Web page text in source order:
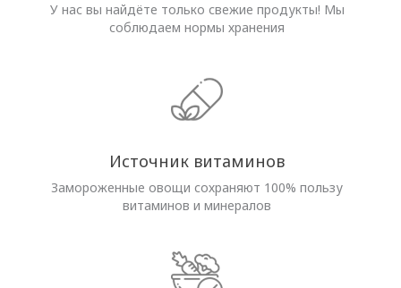
У нас вы найдёте только свежие продукты! Мы
соблюдаем нормы хранения
Источник витаминов
Замороженные овощи сохраняют 100% пользу
витаминов и минералов